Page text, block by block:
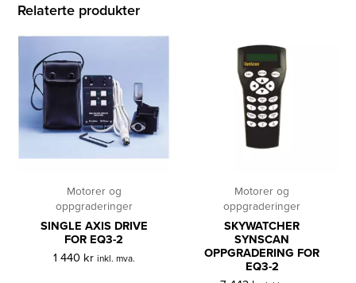
Relaterte produkter
Motorer og
oppgraderinger
SINGLE AXIS DRIVE
FOR EQ3-2
1 440 kr inkl. mva.
Motorer og
oppgraderinger
SKYWATCHER
SYNSCAN
OPPGRADERING FOR
EQ3-2